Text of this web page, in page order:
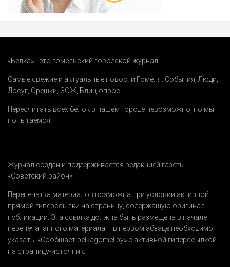
«Белка» - это гомельский городской журнал.
Самые свежие и актуальные новости Гомеля. События,Люди,
Досуг, Орешки, ЗОЖ, Блиц-опрос.
Пересчитать всех белок в нашем городе невозможно, но мы
попытаемся.
Журнал создан и поддерживается редакцией газеты
«Советский район».
Перепечатка материалов возможна при условии активной
прямой гиперссылки на страницу, содержащую оригинал
публикации. Эта ссылка должна быть размещена в начале
перепечатанного материала – в первом абзаце необходимо
указать: «Сообщает belkagomel.by» с активной гиперссылкой
на страницу-источник.